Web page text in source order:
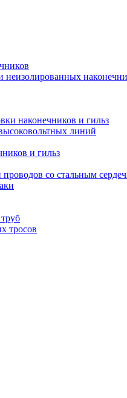
наконечников и гильз
линий
и гильз
со стальным
тросов